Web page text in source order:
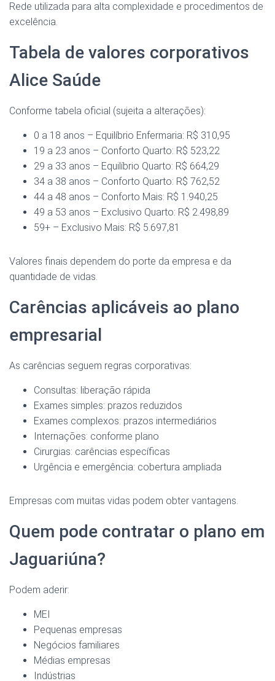
Rede utilizada para alta complexidade e procedimentos de
excelência.
Tabela de valores corporativos
Alice Saúde
Conforme tabela oficial (sujeita a alterações):
0 a 18 anos – Equilíbrio Enfermaria: R$ 310,95
19 a 23 anos – Conforto Quarto: R$ 523,22
29 a 33 anos – Equilíbrio Quarto: R$ 664,29
34 a 38 anos – Conforto Quarto: R$ 762,52
44 a 48 anos – Conforto Mais: R$ 1.940,25
49 a 53 anos – Exclusivo Quarto: R$ 2.498,89
59+ – Exclusivo Mais: R$ 5.697,81
Valores finais dependem do porte da empresa e da
quantidade de vidas.
Carências aplicáveis ao plano
empresarial
As carências seguem regras corporativas:
Consultas: liberação rápida
Exames simples: prazos reduzidos
Exames complexos: prazos intermediários
Internações: conforme plano
Cirurgias: carências específicas
Urgência e emergência: cobertura ampliada
Empresas com muitas vidas podem obter vantagens.
Quem pode contratar o plano em
Jaguariúna?
Podem aderir:
MEI
Pequenas empresas
Negócios familiares
Médias empresas
Indústrias